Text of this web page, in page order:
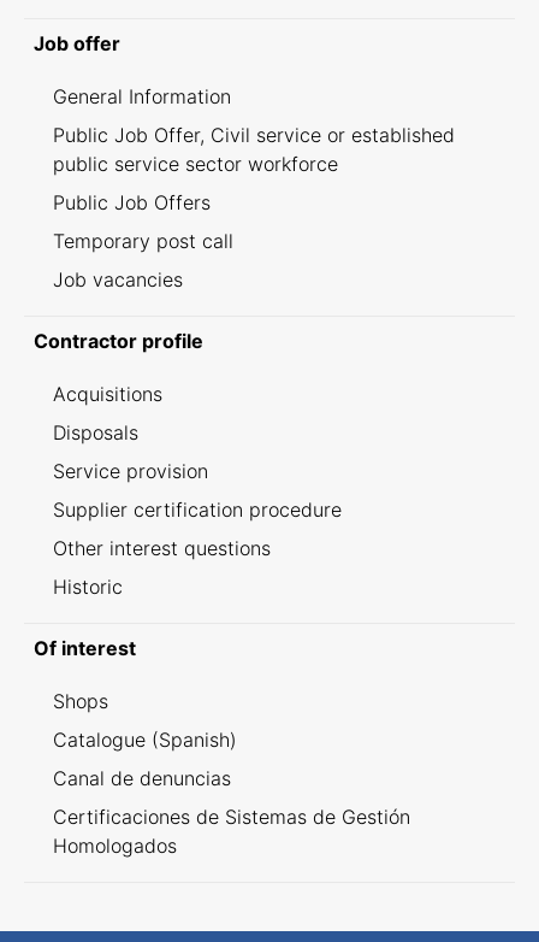
Job offer
General Information
Public Job Offer, Civil service or established
public service sector workforce
Public Job Offers
Temporary post call
Job vacancies
Contractor profile
Acquisitions
Disposals
Service provision
Supplier certification procedure
Other interest questions
Historic
Of interest
Shops
Catalogue (Spanish)
Canal de denuncias
Certificaciones de Sistemas de Gestión
Homologados